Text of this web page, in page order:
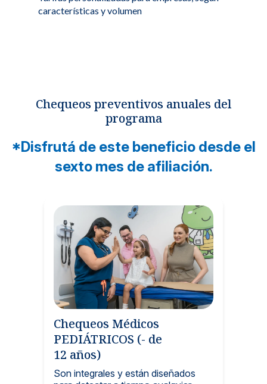
características y volumen
Chequeos preventivos anuales del
programa
*Disfrutá de este beneficio desde el
sexto mes de afiliación.
Chequeos Médicos
PEDIÁTRICOS (- de
12 años)
Son integrales y están diseñados